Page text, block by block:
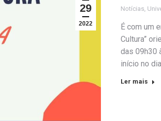
29
2022
Notícias
É com um
Cultura”
das 09h30
início no
Ler mais